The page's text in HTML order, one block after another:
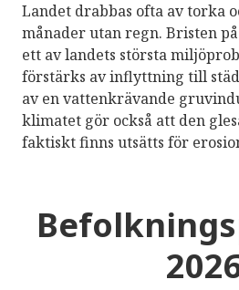
Landet drabbas ofta av torka
månader utan regn. Bristen
ett av landets största
förstärks av inflyttning till
av en vattenkrävande
klimatet gör också att den
faktiskt finns utsätts för